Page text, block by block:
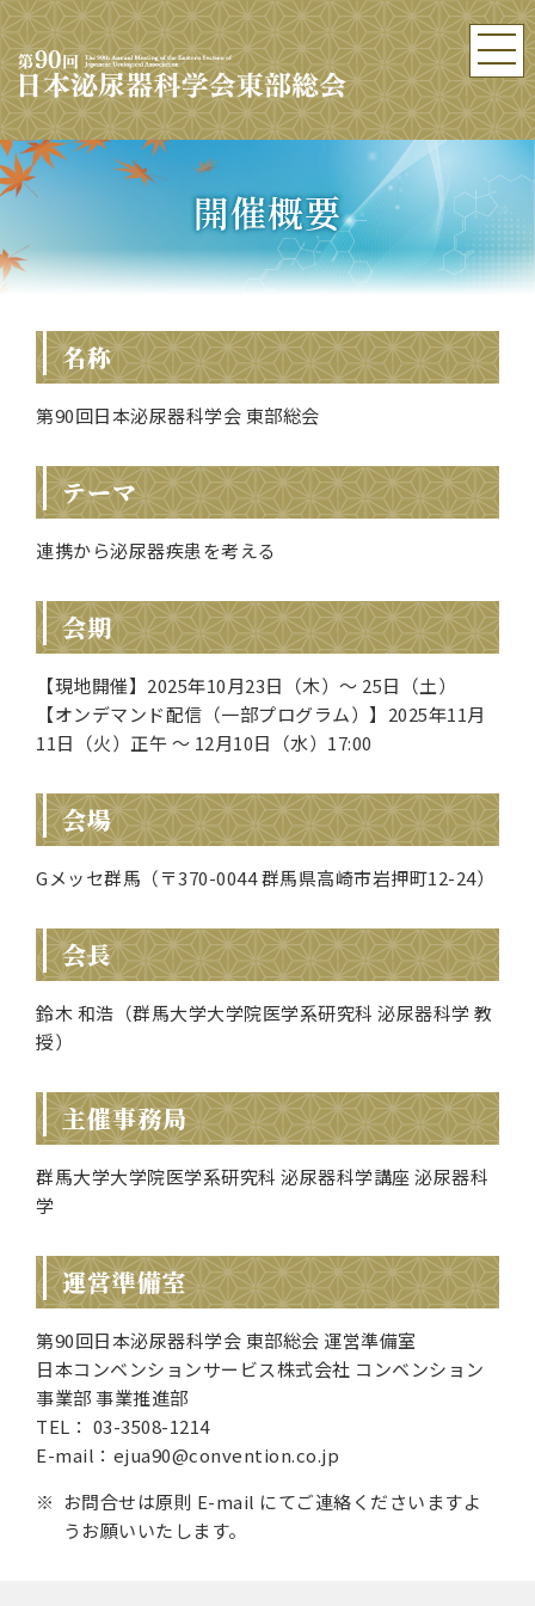
開催概要
名称
第90回日本泌尿器科学会 東部総会
テーマ
連携から泌尿器疾患を考える
会期
【現地開催】2025年10月23日（木）～ 25日（土）
【オンデマンド配信（一部プログラム）】2025年11月
11日（火）正午 ～ 12月10日（水）17:00
会場
Gメッセ群馬（〒370-0044 群馬県高崎市岩押町12-24）
会長
鈴木 和浩（群馬大学大学院医学系研究科 泌尿器科学 教
授）
主催事務局
群馬大学大学院医学系研究科 泌尿器科学講座 泌尿器科
学
運営準備室
第90回日本泌尿器科学会 東部総会 運営準備室
日本コンベンションサービス株式会社 コンベンション
事業部 事業推進部
TEL： 03-3508-1214
E-mail：ejua90@convention.co.jp
お問合せは原則 E-mail にてご連絡くださいますよ
うお願いいたします。